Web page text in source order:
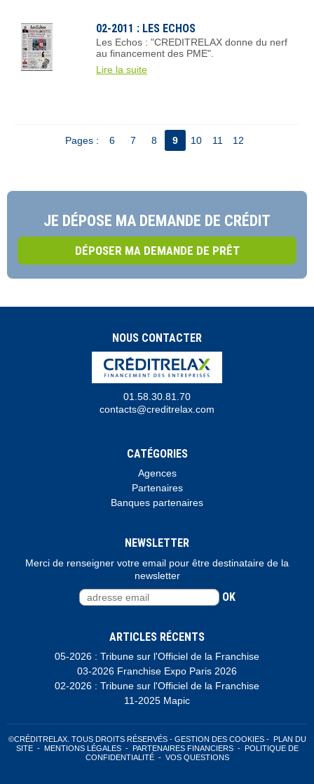
02-2011 : LES ECHOS
Les Echos : "CREDITRELAX donne du nerf
au financement des PME".
Lire la suite
Pages : 6 7 8 9 10 11 12
JE DÉPOSE MA DEMANDE DE CRÉDIT
DÉPOSER MA DEMANDE DE PRÊT
NOUS CONTACTER
01.58.30.81.70
contacts@creditrelax.com
CATÉGORIES
Agences
Partenaires
Banques partenaires
NEWSLETTER
Merci de renseigner votre email pour être destinataire de la
newsletter
OK
ARTICLES RÉCENTS
05-2026 : Tribune sur l'Officiel de la Franchise
03-2026 Franchise Expo Paris 2026
02-2026 : Tribune sur l'Officiel de la Franchise
11-2025 Mapic
©CRÉDITRELAX. TOUS DROITS RÉSERVÉS - GESTION DES COOKIES-
PLAN DU
SITE- MENTIONS LÉGALES- PARTENAIRES FINANCIERS-
POLITIQUE DE
CONFIDENTIALITÉ- VOS QUESTIONS